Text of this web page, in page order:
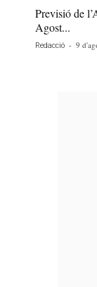
Previsió de
Agost...
Redacció - 9